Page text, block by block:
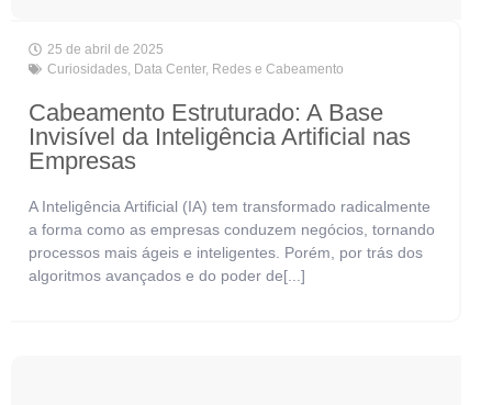
25 de abril de 2025
Curiosidades Data Center, Redes e Cabeamento
Cabeamento Estruturado: A Base
Invisível da Inteligência Artificial nas
Empresas
A Inteligência Artificial (IA) tem transformado radicalmente
a forma como as empresas conduzem negócios, tornando
processos mais ágeis e inteligentes. Porém, por trás dos
algoritmos avançados e do poder de[...]